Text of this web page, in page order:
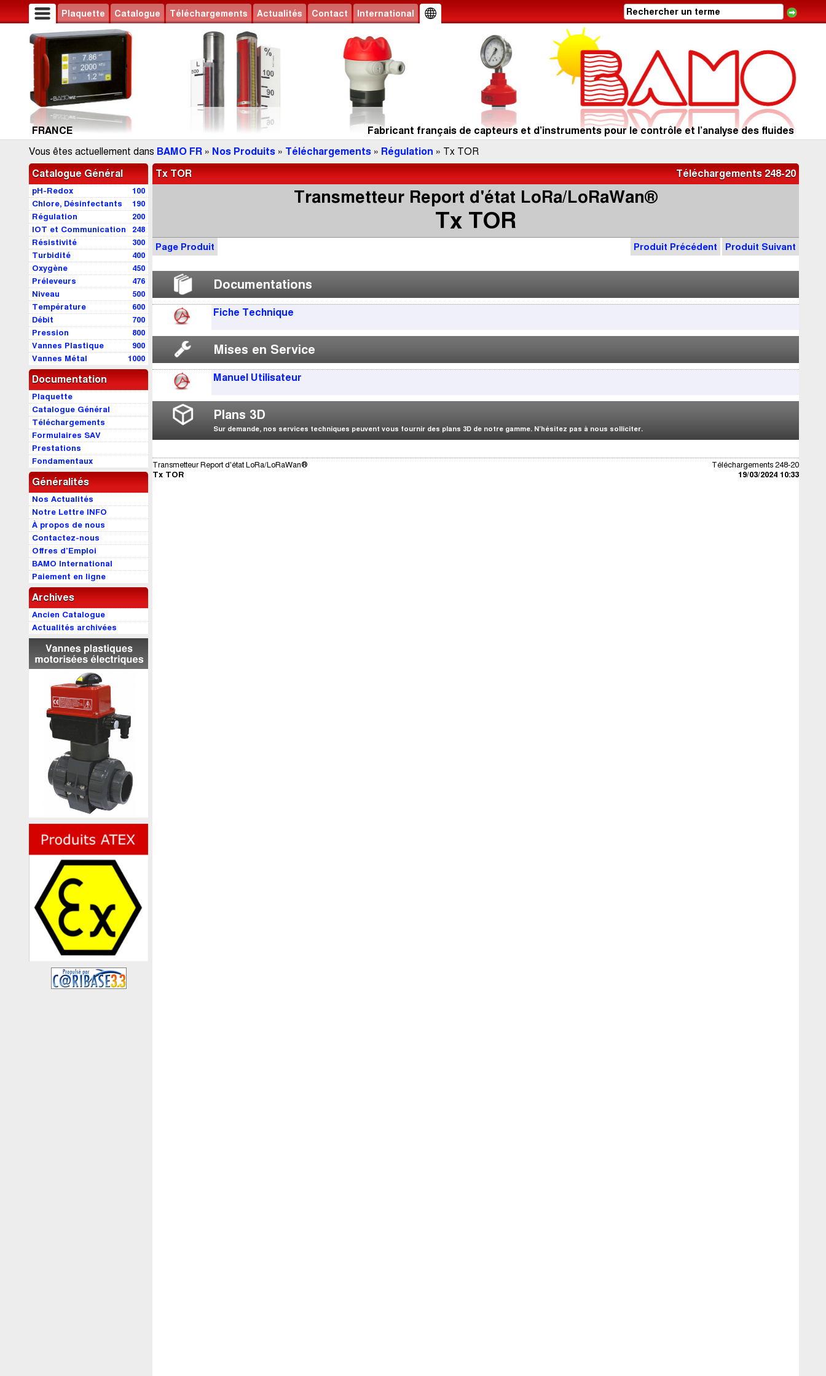
Plaquette Catalogue Téléchargements Actualités Contact International
FRANCE
Fabricant français de capteurs et d’instruments pour le contrôle et l’analyse des fluides
Vous êtes actuellement dans BAMO FR » Nos Produits » Téléchargements » Régulation » Tx TOR
Catalogue Général
100
pH-Redox
190
Chlore, Désinfectants
200
Régulation
248
IOT et Communication
300
Résistivité
400
Turbidité
450
Oxygène
476
Préleveurs
500
Niveau
600
Température
700
Débit
800
Pression
900
Vannes Plastique
1000
Vannes Métal
Documentation
Plaquette
Catalogue Général
Téléchargements
Formulaires SAV
Prestations
Fondamentaux
Généralités
Nos Actualités
Notre Lettre INFO
À propos de nous
Contactez-nous
Offres d’Emploi
BAMO International
Paiement en ligne
Archives
Ancien Catalogue
Actualités archivées
Téléchargements 248-20
Tx TOR
Transmetteur Report d'état LoRa/LoRaWan®
Tx TOR
Produit Précédent Produit Suivant
Page Produit
Documentations
Fiche Technique
Mises en Service
Manuel Utilisateur
Plans 3D
Sur demande, nos services techniques peuvent vous fournir des plans 3D de notre gamme. N’hésitez pas à nous solliciter.
Téléchargements 248-20
19/03/2024 10:33
Transmetteur Report d'état LoRa/LoRaWan®
Tx TOR